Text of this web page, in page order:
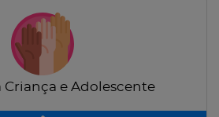
Criança e Adolescente